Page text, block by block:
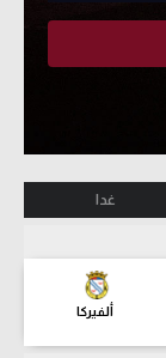
غدا
ألفيركا